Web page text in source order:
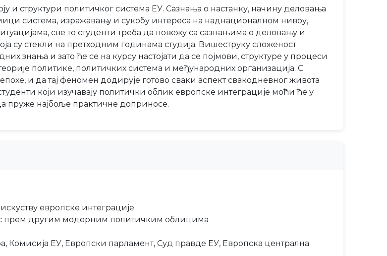
и структури политичког система ЕУ. Сазнања о настанку, начину деловања
система, изражавању и сукобу интереса на наднационалном нивоу,
све то студенти треба да повежу са сазнањима о деловању и
су стекли на претходним годинама студија. Вишеструку сложеност
знања и зато ће се на курсу настојати да се појмови, структуре у процеси
политике, политичких система и међународних организација. С
и да тај феномен додирује готово сваки аспект свакодневног живота
који изучавају политички облик европске интеграције моћи ће у
пруже најбоље практичне доприносе.
европске интеграције
прем другим модерним политичким облицима
Комисија ЕУ, Европски парламент, Суд правде ЕУ, Европска централна